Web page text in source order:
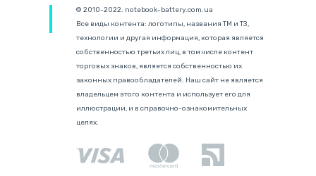
© 2010-2022. notebook-battery.com.ua
Все виды контента: логотипы, названия ТМ и ТЗ,
технологии и другая информация, которая является
собственностью третьих лиц, в том числе контент
торговых знаков, является собственностью их
законных правообладателей. Наш сайт не является
владельцем этого контента и использует его для
иллюстрации, и в справочно-ознакомительных
целях.